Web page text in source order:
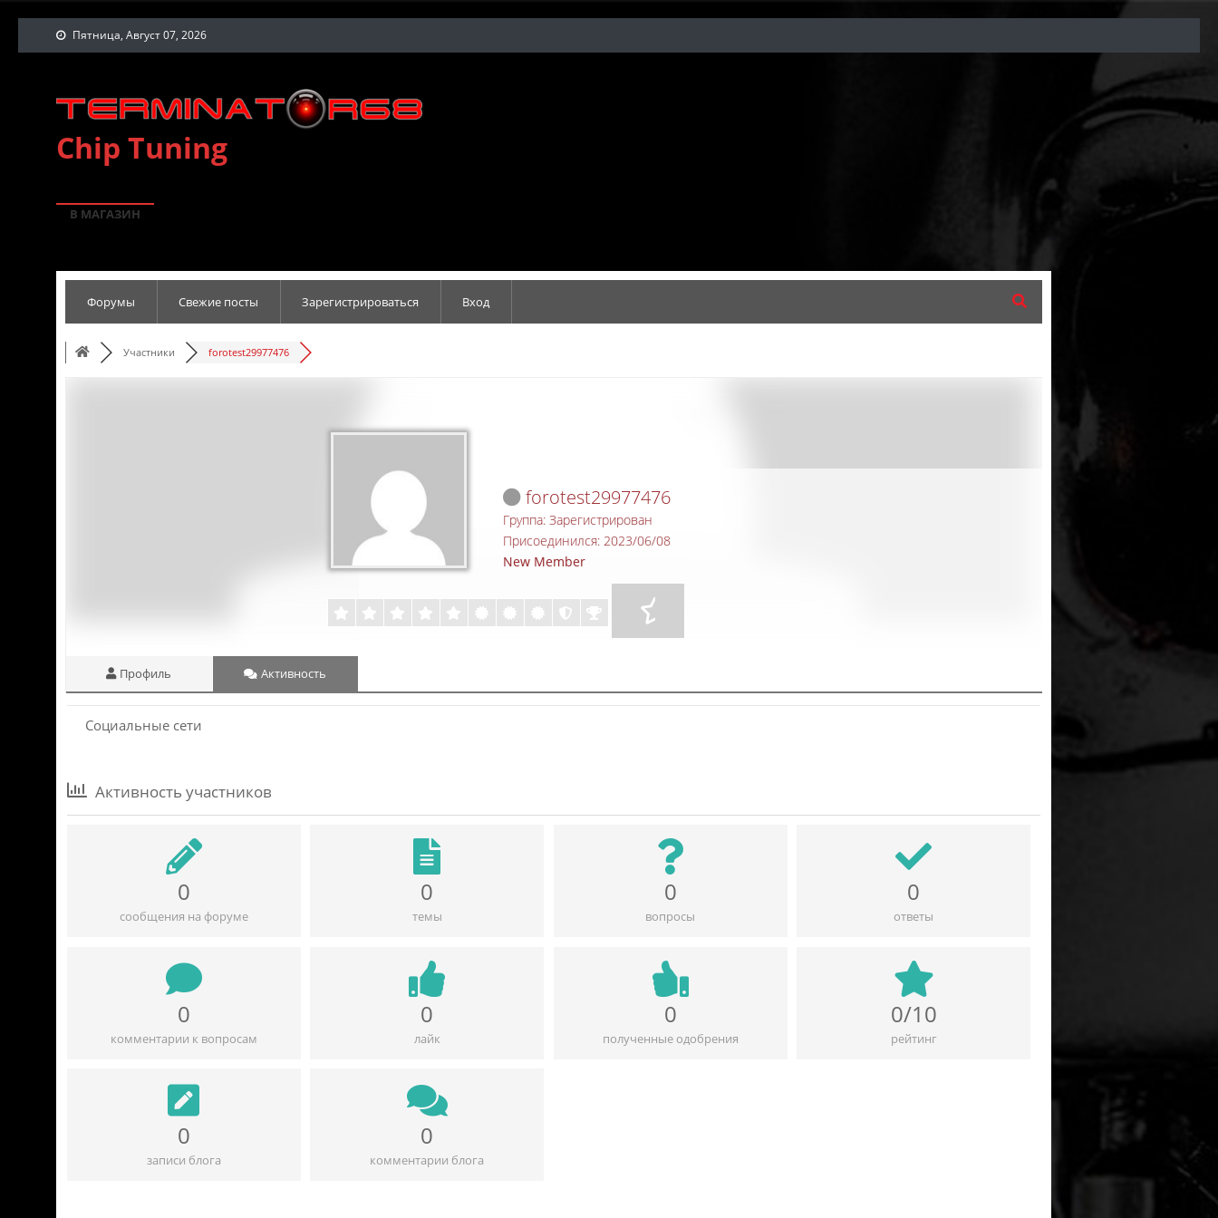
Пятница, Август 07, 2026
Chip Tuning
В МАГАЗИН
Форумы Свежие посты Зарегистрироваться Вход
Участники forotest29977476
forotest29977476
Группа: Зарегистрирован
Присоединился: 2023/06/08
New Member
Профиль Активность
Социальные сети
Активность участников
0
сообщения на форуме
0
темы
0
вопросы
0
ответы
0
комментарии к вопросам
0
лайк
0
полученные одобрения
0/10
рейтинг
0
записи блога
0
комментарии блога